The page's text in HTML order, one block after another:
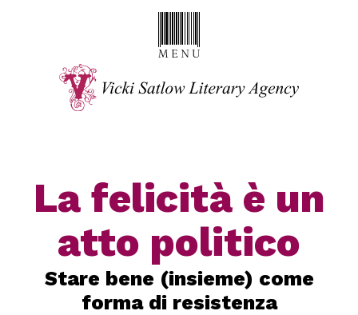
La felicità è un
atto politico
Stare bene (insieme) come
forma di resistenza